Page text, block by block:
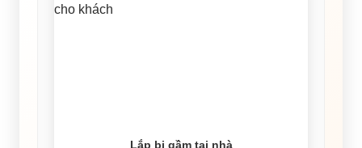
Lắp bi gầm tại nhà